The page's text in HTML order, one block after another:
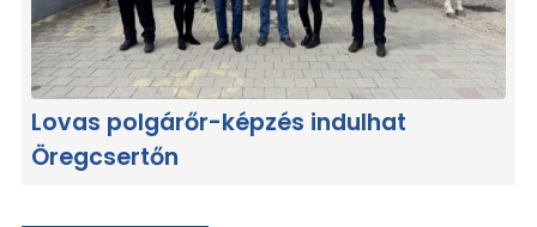
Lovas polgárőr-képzés indulhat
Öregcsertőn